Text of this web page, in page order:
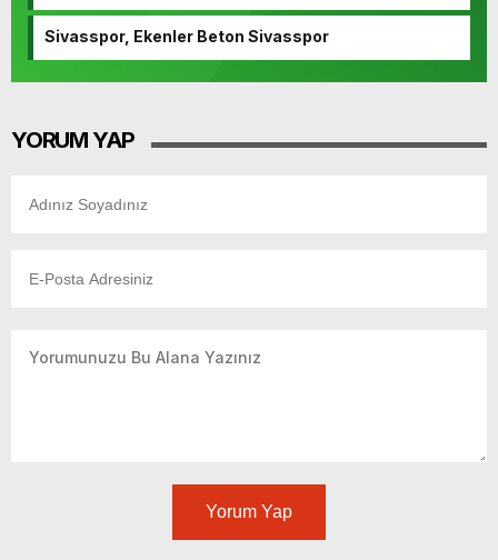
Sivasspor, Ekenler Beton Sivasspor
YORUM YAP
Yorum Yap